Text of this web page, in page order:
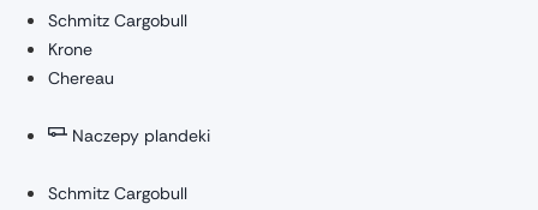
Schmitz Cargobull
Krone
Chereau
Naczepy plandeki
Schmitz Cargobull